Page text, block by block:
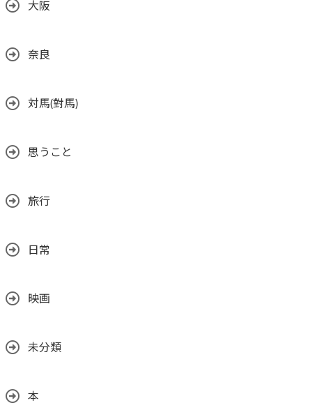
大阪
奈良
対馬(對馬)
思うこと
旅行
日常
映画
未分類
本